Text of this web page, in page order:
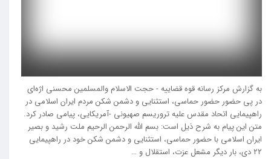
به گزارش مرکز رسانه قوه قضاییه - حجت الاسلام والمسلمین محسنی اژه‌ای
در پی حضور حضور حماسی، استثنایی و دشمن شکن مردم ایران اسلامی در
راهپیمایی اتحاد مقدس علیه تروریسم صهیونی -آمریکایی، پیامی صادر کرد.
متن این پیام به شرح ذیل است: بسم الله الرحمن الرحیم ملت رشید و بصیر
ایران اسلامی با حضور حماسی، استثنایی و دشمن شکن خود در راهپیمایی
۲۲ دی، بار دیگر مشعل عزت، استقلال و …